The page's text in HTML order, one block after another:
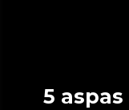
5